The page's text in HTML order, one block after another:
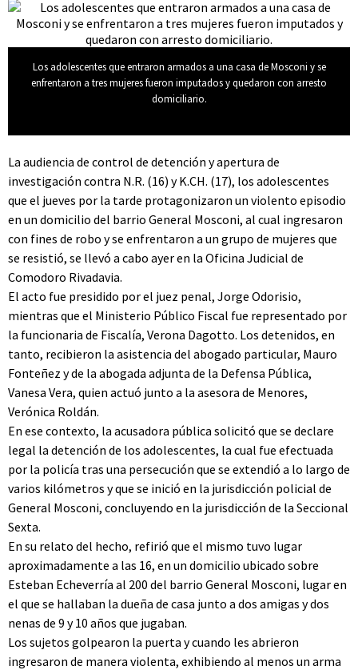
Los adolescentes que entraron armados a una casa de Mosconi y se
enfrentaron a tres mujeres fueron imputados y quedaron con arresto
domiciliario.
La audiencia de control de detención y apertura de
investigación contra N.R. (16) y K.CH. (17), los adolescentes
que el jueves por la tarde protagonizaron un violento episodio
en un domicilio del barrio General Mosconi, al cual ingresaron
con fines de robo y se enfrentaron a un grupo de mujeres que
se resistió, se llevó a cabo ayer en la Oficina Judicial de
Comodoro Rivadavia.
El acto fue presidido por el juez penal, Jorge Odorisio,
mientras que el Ministerio Público Fiscal fue representado por
la funcionaria de Fiscalía, Verona Dagotto. Los detenidos, en
tanto, recibieron la asistencia del abogado particular, Mauro
Fonteñez y de la abogada adjunta de la Defensa Pública,
Vanesa Vera, quien actuó junto a la asesora de Menores,
Verónica Roldán.
En ese contexto, la acusadora pública solicitó que se declare
legal la detención de los adolescentes, la cual fue efectuada
por la policía tras una persecución que se extendió a lo largo de
varios kilómetros y que se inició en la jurisdicción policial de
General Mosconi, concluyendo en la jurisdicción de la Seccional
Sexta.
En su relato del hecho, refirió que el mismo tuvo lugar
aproximadamente a las 16, en un domicilio ubicado sobre
Esteban Echeverría al 200 del barrio General Mosconi, lugar en
el que se hallaban la dueña de casa junto a dos amigas y dos
nenas de 9 y 10 años que jugaban.
Los sujetos golpearon la puerta y cuando les abrieron
ingresaron de manera violenta, exhibiendo al menos un arma